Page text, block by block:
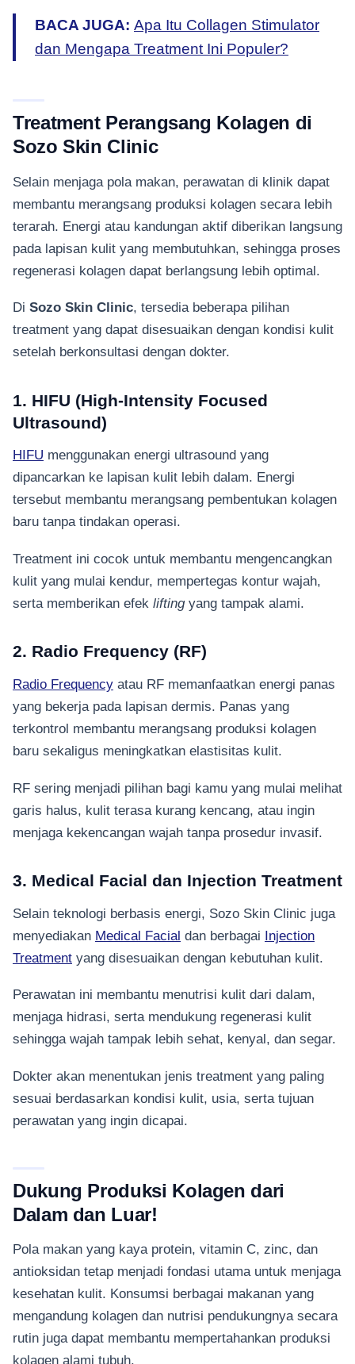
BACA JUGA: Apa Itu Collagen Stimulator
dan Mengapa Treatment Ini Populer?
Treatment Perangsang Kolagen di
Sozo Skin Clinic
Selain menjaga pola makan, perawatan di klinik dapat
membantu merangsang produksi kolagen secara lebih
terarah. Energi atau kandungan aktif diberikan langsung
pada lapisan kulit yang membutuhkan, sehingga proses
regenerasi kolagen dapat berlangsung lebih optimal.
Di Sozo Skin Clinic, tersedia beberapa pilihan
treatment yang dapat disesuaikan dengan kondisi kulit
setelah berkonsultasi dengan dokter.
1. HIFU (High-Intensity Focused
Ultrasound)
HIFU menggunakan energi ultrasound yang
dipancarkan ke lapisan kulit lebih dalam. Energi
tersebut membantu merangsang pembentukan kolagen
baru tanpa tindakan operasi.
Treatment ini cocok untuk membantu mengencangkan
kulit yang mulai kendur, mempertegas kontur wajah,
serta memberikan efek liftingyang tampak alami.
2. Radio Frequency (RF)
Radio Frequency atau RF memanfaatkan energi panas
yang bekerja pada lapisan dermis. Panas yang
terkontrol membantu merangsang produksi kolagen
baru sekaligus meningkatkan elastisitas kulit.
RF sering menjadi pilihan bagi kamu yang mulai melihat
garis halus, kulit terasa kurang kencang, atau ingin
menjaga kekencangan wajah tanpa prosedur invasif.
3. Medical Facial dan Injection Treatment
Selain teknologi berbasis energi, Sozo Skin Clinic juga
menyediakan Medical Facial dan berbagai Injection
Treatment yang disesuaikan dengan kebutuhan kulit.
Perawatan ini membantu menutrisi kulit dari dalam,
menjaga hidrasi, serta mendukung regenerasi kulit
sehingga wajah tampak lebih sehat, kenyal, dan segar.
Dokter akan menentukan jenis treatment yang paling
sesuai berdasarkan kondisi kulit, usia, serta tujuan
perawatan yang ingin dicapai.
Dukung Produksi Kolagen dari
Dalam dan Luar!
Pola makan yang kaya protein, vitamin C, zinc, dan
antioksidan tetap menjadi fondasi utama untuk menjaga
kesehatan kulit. Konsumsi berbagai makanan yang
mengandung kolagen dan nutrisi pendukungnya secara
rutin juga dapat membantu mempertahankan produksi
kolagen alami tubuh.